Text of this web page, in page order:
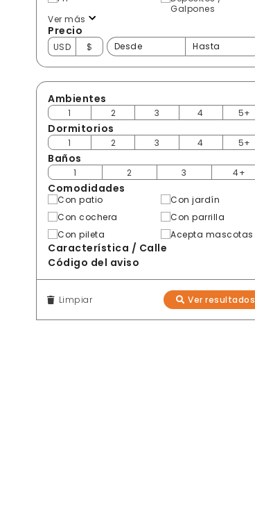
Galpones
Ver más
Precio
USD $
Ambientes
1 2 3 4 5+
Dormitorios
1 2 3 4 5+
Baños
1 2 3 4+
Comodidades
Con patio
Con jardín
Con cochera
Con parrilla
Con pileta
Acepta mascotas
Característica / Calle
Código del aviso
Limpiar Ver resultados